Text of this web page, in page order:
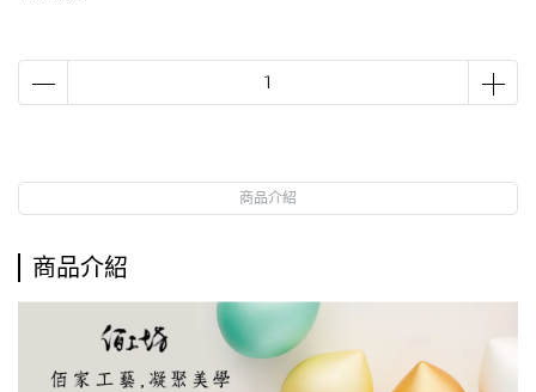
商品介紹
商品介紹